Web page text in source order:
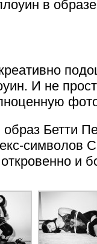
в образе
И не
Бетти
и